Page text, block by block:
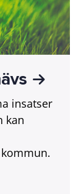
insatser
kan